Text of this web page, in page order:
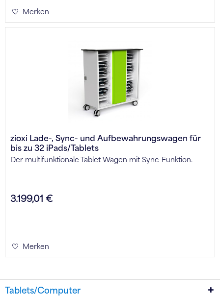
Merken
zioxi Lade-, Sync- und Aufbewahrungswagen für
bis zu 32 iPads/Tablets
Der multifunktionale Tablet-Wagen mit Sync-Funktion.
3.199,01 €
Merken
Tablets/Computer